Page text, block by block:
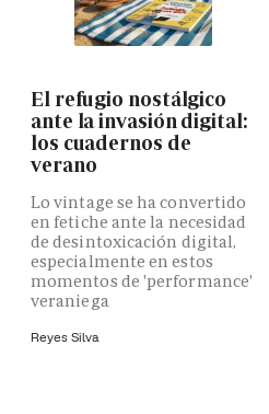
El refugio nostálgico
ante la invasión digital:
los cuadernos de
verano
Lo vintage se ha convertido
en fetiche ante la necesidad
de desintoxicación digital,
especialmente en estos
momentos de 'performance'
veraniega
Reyes Silva